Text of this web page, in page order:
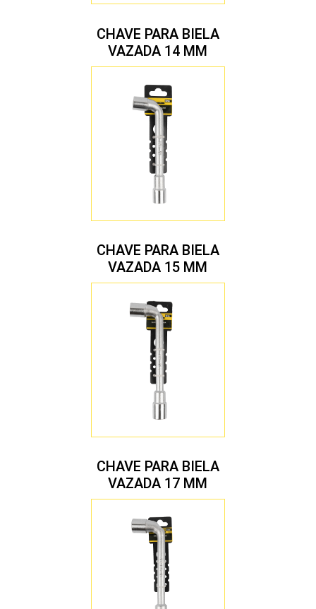
CHAVE PARA BIELA
VAZADA 14 MM
CHAVE PARA BIELA
VAZADA 15 MM
CHAVE PARA BIELA
VAZADA 17 MM